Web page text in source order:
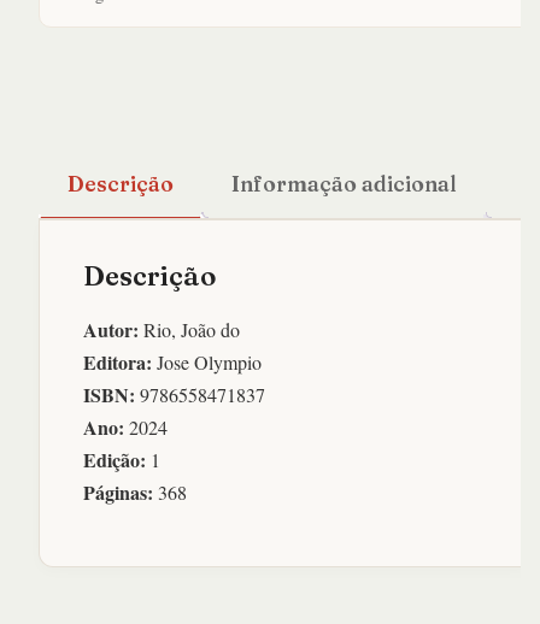
quantidade
Descrição Informação adicional
Descrição
Autor: Rio, João do
Editora: Jose Olympio
ISBN: 9786558471837
Ano: 2024
Edição: 1
Páginas: 368